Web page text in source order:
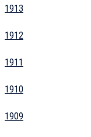
1913
1912
1911
1910
1909